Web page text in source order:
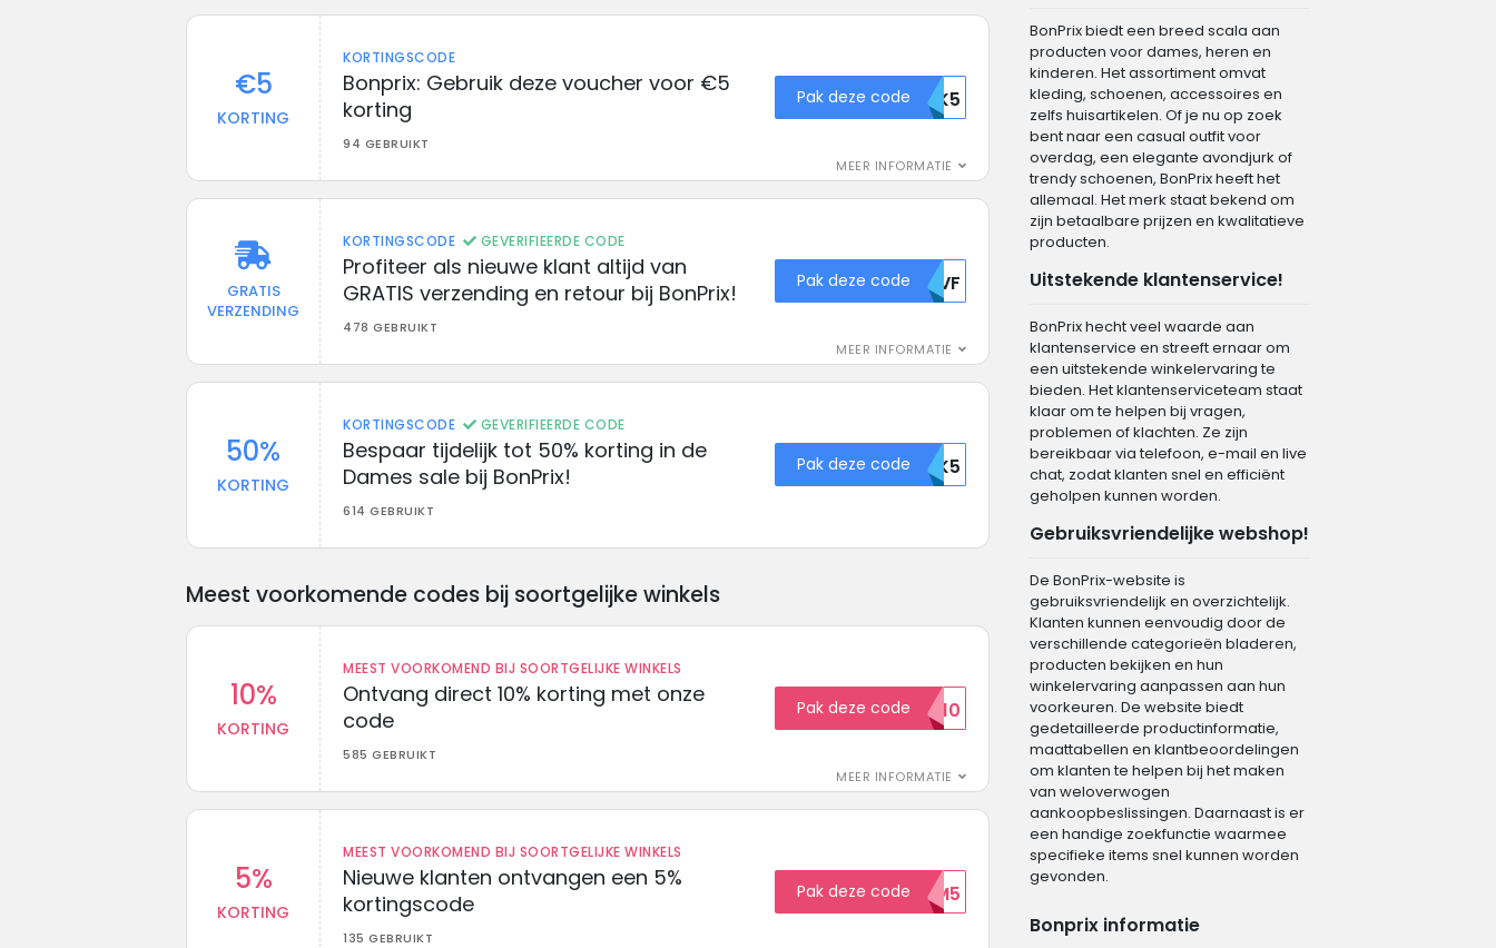
€5
KORTING
KORTINGSCODE
Bonprix: Gebruik deze voucher voor €5
korting
94 GEBRUIKT
MEER INFORMATIE
Pak deze code
195844OTK5
GRATIS
VERZENDING
KORTINGSCODE GEVERIFIEERDE CODE
Profiteer als nieuwe klant altijd van
GRATIS verzending en retour bij BonPrix!
478 GEBRUIKT
MEER INFORMATIE
Pak deze code V1VF
50%
KORTING
KORTINGSCODE GEVERIFIEERDE CODE
Bespaar tijdelijk tot 50% korting in de
Dames sale bij BonPrix!
614 GEBRUIKT
Pak deze code
163606OTK5
Meest voorkomende codes bij soortgelijke winkels
10%
KORTING
MEEST VOORKOMEND BIJ SOORTGELIJKE WINKELS
Ontvang direct 10% korting met onze
code
585 GEBRUIKT
MEER INFORMATIE
Pak deze codeEXTRA10
5%
KORTING
MEEST VOORKOMEND BIJ SOORTGELIJKE WINKELS
Nieuwe klanten ontvangen een 5%
kortingscode
135 GEBRUIKT
Pak deze codeWELKOM5
BonPrix biedt een breed scala aan
producten voor dames, heren en
kinderen. Het assortiment omvat
kleding, schoenen, accessoires en
zelfs huisartikelen. Of je nu op zoek
bent naar een casual outfit voor
overdag, een elegante avondjurk of
trendy schoenen, BonPrix heeft het
allemaal. Het merk staat bekend om
zijn betaalbare prijzen en kwalitatieve
producten.
Uitstekende klantenservice!
BonPrix hecht veel waarde aan
klantenservice en streeft ernaar om
een uitstekende winkelervaring te
bieden. Het klantenserviceteam staat
klaar om te helpen bij vragen,
problemen of klachten. Ze zijn
bereikbaar via telefoon, e-mail en live
chat, zodat klanten snel en efficiënt
geholpen kunnen worden.
Gebruiksvriendelijke webshop!
De BonPrix-website is
gebruiksvriendelijk en overzichtelijk.
Klanten kunnen eenvoudig door de
verschillende categorieën bladeren,
producten bekijken en hun
winkelervaring aanpassen aan hun
voorkeuren. De website biedt
gedetailleerde productinformatie,
maattabellen en klantbeoordelingen
om klanten te helpen bij het maken
van weloverwogen
aankoopbeslissingen. Daarnaast is er
een handige zoekfunctie waarmee
specifieke items snel kunnen worden
gevonden.
Bonprix informatie